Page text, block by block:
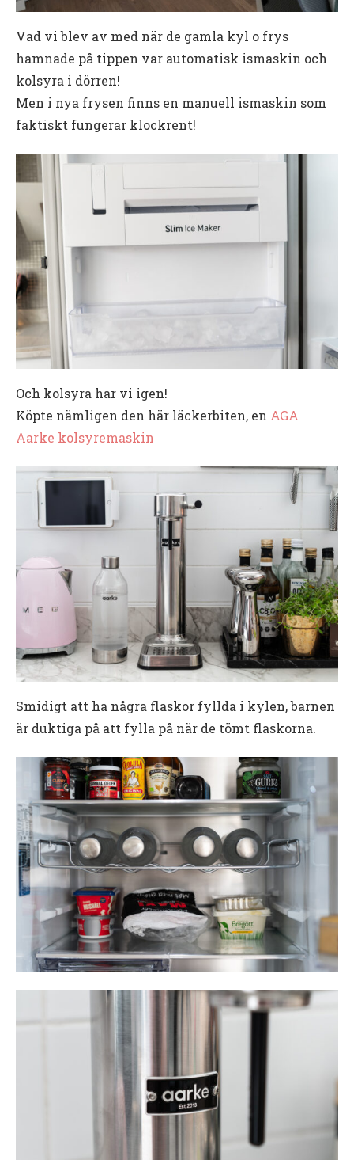
Vad vi blev av med när de gamla kyl o frys
hamnade på tippen var automatisk ismaskin och
kolsyra i dörren!
Men i nya frysen finns en manuell ismaskin som
faktiskt fungerar klockrent!
Och kolsyra har vi igen!
Köpte nämligen den här läckerbiten, en AGA
Aarke kolsyremaskin
Smidigt att ha några flaskor fyllda i kylen, barnen
är duktiga på att fylla på när de tömt flaskorna.